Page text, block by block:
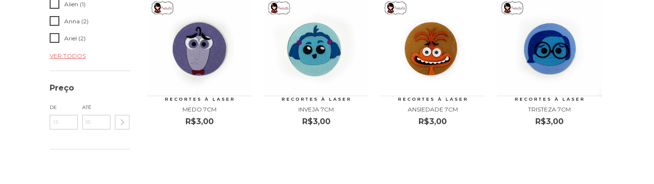
Alien (1)
Anna (2)
Ariel (2)
VER TODOS
Preço
DE ATÉ MEDO 7CM
R$3,00
INVEJA 7CM
R$3,00
ANSIEDADE 7CM
R$3,00
TRISTEZA 7CM
R$3,00